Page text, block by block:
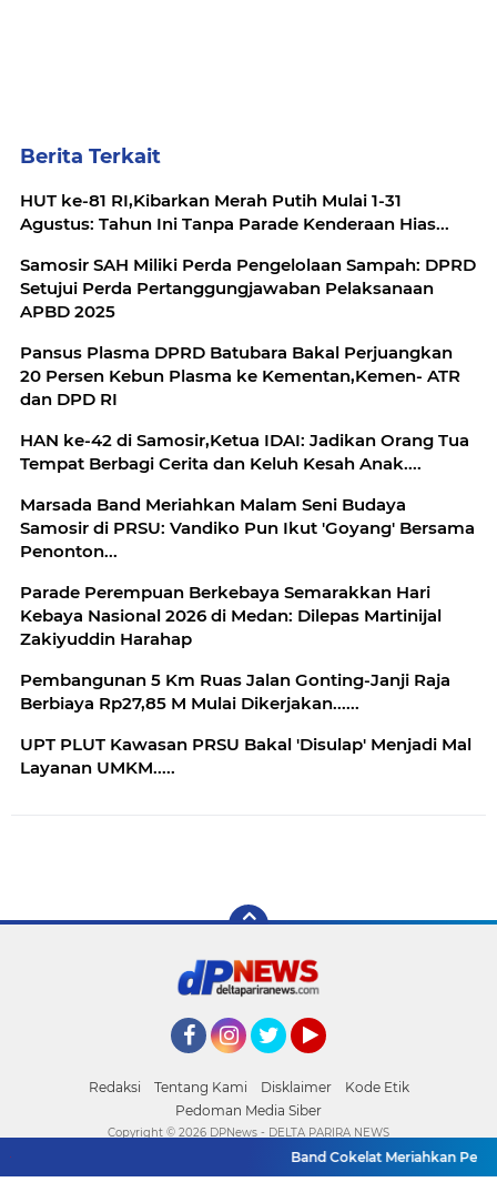
Berita Terkait
HUT ke-81 RI,Kibarkan Merah Putih Mulai 1-31
Agustus: Tahun Ini Tanpa Parade Kenderaan Hias...
Samosir SAH Miliki Perda Pengelolaan Sampah: DPRD
Setujui Perda Pertanggungjawaban Pelaksanaan
APBD 2025
Pansus Plasma DPRD Batubara Bakal Perjuangkan
20 Persen Kebun Plasma ke Kementan,Kemen- ATR
dan DPD RI
HAN ke-42 di Samosir,Ketua IDAI: Jadikan Orang Tua
Tempat Berbagi Cerita dan Keluh Kesah Anak....
Marsada Band Meriahkan Malam Seni Budaya
Samosir di PRSU: Vandiko Pun Ikut 'Goyang' Bersama
Penonton...
Parade Perempuan Berkebaya Semarakkan Hari
Kebaya Nasional 2026 di Medan: Dilepas Martinijal
Zakiyuddin Harahap
Pembangunan 5 Km Ruas Jalan Gonting-Janji Raja
Berbiaya Rp27,85 M Mulai Dikerjakan......
UPT PLUT Kawasan PRSU Bakal 'Disulap' Menjadi Mal
Layanan UMKM.....
Redaksi Tentang Kami Disklaimer
Kode Etik
Pedoman Media Siber
Band Cokelat Meriahkan
Copyright © 2026 DPNews - DELTA PARIRA NEWS